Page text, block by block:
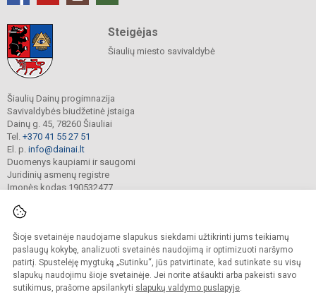
Šioje svetainėje naudojame slapukus siekdami užtikrinti jums teikiamų
paslaugų kokybę, analizuoti svetainės naudojimą ir optimizuoti naršymo
patirtį. Spustelėję mygtuką „Sutinku“, jūs patvirtinate, kad sutinkate su visų
slapukų naudojimu šioje svetainėje. Jei norite atšaukti arba pakeisti savo
sutikimus, prašome apsilankyti slapukų valdymo puslapyje.
Steigėjas
Šiaulių miesto savivaldybė
Šiaulių Dainų progimnazija
Savivaldybės biudžetinė įstaiga
Dainų g. 45, 78260 Šiauliai
Tel. +370 41 55 27 51
El. p. info@dainai.lt
Duomenys kaupiami ir saugomi
Juridinių asmenų registre
Įmonės kodas 190532477
© 2023. Šiaulių Dainų progimnazija. Visos teisės saugomos.
Kopijuoti turinį be raštiško gimnazijos sutikimo griežtai draudžiama.
Prieinamumo paraiška Slapukų politika
Sumanus būdas atnaujinti